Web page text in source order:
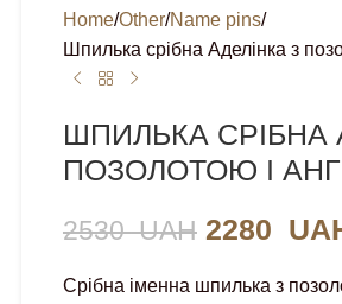
Home Other Name pins
Шпилька срібна Аделінка з
ШПИЛЬКА СРІБНА
ПОЗОЛОТОЮ І
2530UAH 2280
Срібна іменна шпилька з